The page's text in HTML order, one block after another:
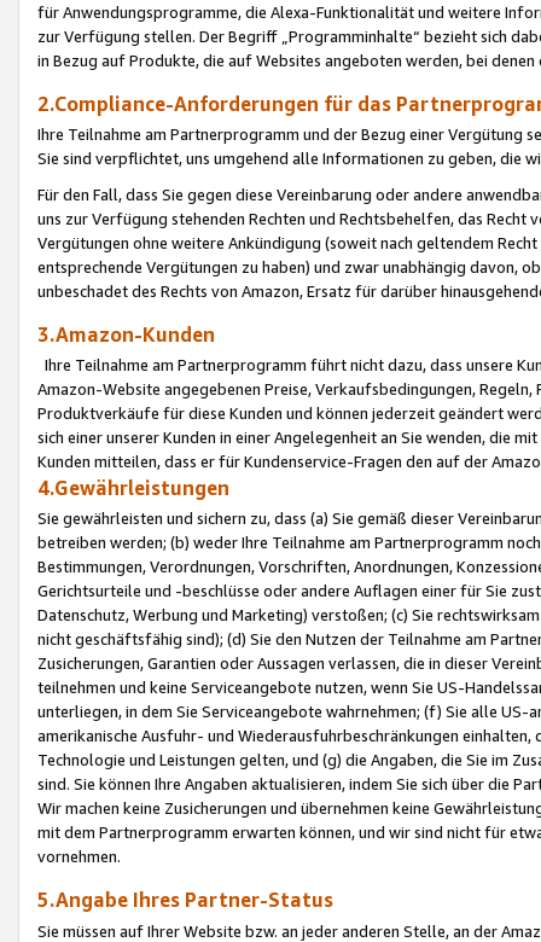
für Anwendungsprogramme, die Alexa-Funktionalität und weitere
zur Verfügung stellen. Der Begriff „Programminhalte“ bezieht sich
in Bezug auf Produkte, die auf Websites angeboten werden, bei
2.Compliance-Anforderungen für das
Ihre Teilnahme am Partnerprogramm und der Bezug einer Vergütung
Sie sind verpflichtet, uns umgehend alle Informationen zu geben, die
Für den Fall, dass Sie gegen diese Vereinbarung oder andere
uns zur Verfügung stehenden Rechten und Rechtsbehelfen, das
Vergütungen ohne weitere Ankündigung (soweit nach geltendem
entsprechende Vergütungen zu haben) und zwar unabhängig davon,
unbeschadet des Rechts von Amazon, Ersatz für darüber
3.Amazon-Kunden
Ihre Teilnahme am Partnerprogramm führt nicht dazu, dass unsere
Amazon-Website angegebenen Preise, Verkaufsbedingungen,
Produktverkäufe für diese Kunden und können jederzeit geändert
sich einer unserer Kunden in einer Angelegenheit an Sie wenden, die
Kunden mitteilen, dass er für Kundenservice-Fragen den auf der
4.Gewährleistungen
Sie gewährleisten und sichern zu, dass (a) Sie gemäß dieser
betreiben werden; (b) weder Ihre Teilnahme am Partnerprogramm
Bestimmungen, Verordnungen, Vorschriften, Anordnungen,
Gerichtsurteile und -beschlüsse oder andere Auflagen einer für Sie
Datenschutz, Werbung und Marketing) verstoßen; (c) Sie
nicht geschäftsfähig sind); (d) Sie den Nutzen der Teilnahme am
Zusicherungen, Garantien oder Aussagen verlassen, die in dieser
teilnehmen und keine Serviceangebote nutzen, wenn Sie US-
unterliegen, in dem Sie Serviceangebote wahrnehmen; (f) Sie alle
amerikanische Ausfuhr- und Wiederausfuhrbeschränkungen
Technologie und Leistungen gelten, und (g) die Angaben, die Sie im
sind. Sie können Ihre Angaben aktualisieren, indem Sie sich über die
Wir machen keine Zusicherungen und übernehmen keine
mit dem Partnerprogramm erwarten können, und wir sind nicht für
vornehmen.
5.Angabe Ihres Partner-Status
Sie müssen auf Ihrer Website bzw. an jeder anderen Stelle, an der